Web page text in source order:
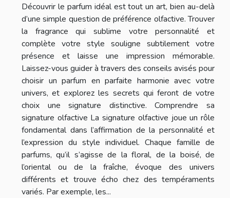
Découvrir le parfum idéal est tout un art, bien au-delà
d’une simple question de préférence olfactive. Trouver
la fragrance qui sublime votre personnalité et
complète votre style souligne subtilement votre
présence et laisse une impression mémorable.
Laissez-vous guider à travers des conseils avisés pour
choisir un parfum en parfaite harmonie avec votre
univers, et explorez les secrets qui feront de votre
choix une signature distinctive. Comprendre sa
signature olfactive La signature olfactive joue un rôle
fondamental dans l’affirmation de la personnalité et
l’expression du style individuel. Chaque famille de
parfums, qu’il s’agisse de la floral, de la boisé, de
l’oriental ou de la fraîche, évoque des univers
différents et trouve écho chez des tempéraments
variés. Par exemple, les...